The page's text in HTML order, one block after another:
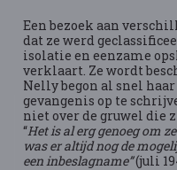
Een bezoek aan
dat ze werd
isolatie en eenzame
verklaart. Ze wordt
Nelly begon al snel
gevangenis op te
niet over de gruwel die
“Het is al erg genoeg om
was er altijd nog de
een inbeslagname”(juli